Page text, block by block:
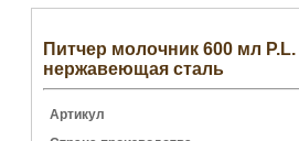
Питчер молочник 600 мл
нержавеющая сталь
Артикул